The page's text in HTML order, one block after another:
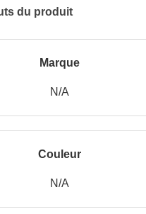
du produit
Marque
N/A
Couleur
N/A